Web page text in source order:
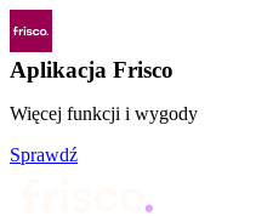
Aplikacja Frisco
Więcej funkcji i wygody
Sprawdź